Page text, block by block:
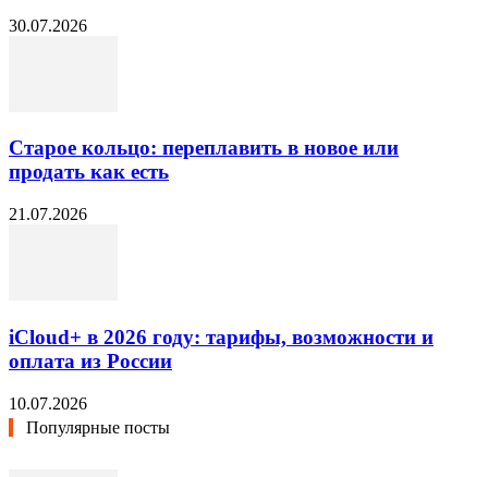
30.07.2026
Старое кольцо: переплавить в новое или
продать как есть
21.07.2026
iCloud+ в 2026 году: тарифы, возможности и
оплата из России
10.07.2026
Популярные посты